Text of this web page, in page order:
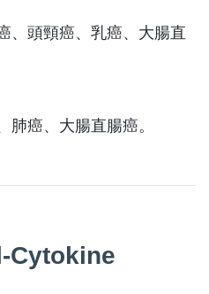
、頭頸癌、乳癌、大腸直
癌、大腸直腸癌。
Cytokine